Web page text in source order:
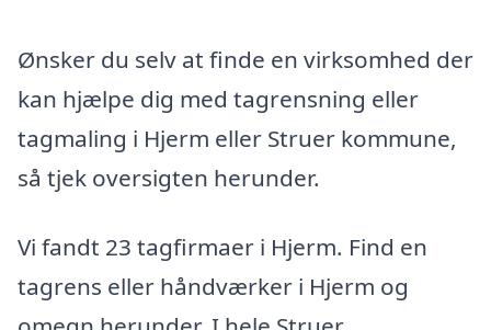
Ønsker du selv at finde en virksomhed der
kan hjælpe dig med tagrensning eller
tagmaling i Hjerm eller Struer kommune,
så tjek oversigten herunder.
Vi fandt 23 tagfirmaer i Hjerm. Find en
tagrens eller håndværker i Hjerm og